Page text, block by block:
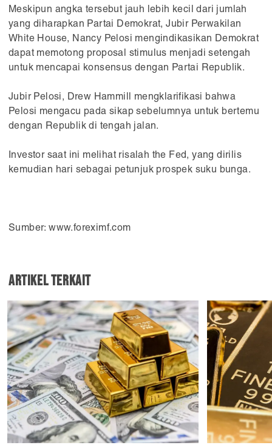
Meskipun angka tersebut jauh lebih kecil dari jumlah
yang diharapkan Partai Demokrat, Jubir Perwakilan
White House, Nancy Pelosi mengindikasikan Demokrat
dapat memotong proposal stimulus menjadi setengah
untuk mencapai konsensus dengan Partai Republik.
Jubir Pelosi, Drew Hammill mengklarifikasi bahwa
Pelosi mengacu pada sikap sebelumnya untuk bertemu
dengan Republik di tengah jalan.
Investor saat ini melihat risalah the Fed, yang dirilis
kemudian hari sebagai petunjuk prospek suku bunga.
Sumber: www.foreximf.com
Artikel Terkait